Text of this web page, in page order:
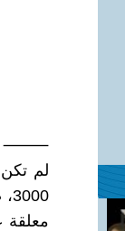
⸻
لم
معلقة